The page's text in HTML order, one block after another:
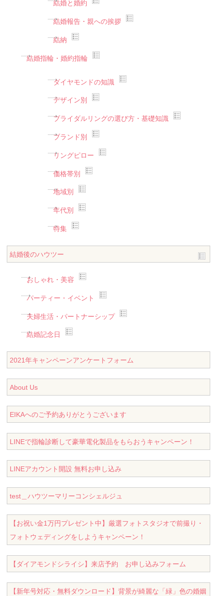
結婚と婚約
結婚報告・親への挨拶
結納
結婚指輪・婚約指輪
ダイヤモンドの知識
デザイン別
ブライダルリングの選び方・基礎知識
ブランド別
リングピロー
価格帯別
地域別
年代別
特集
結婚後のハウツー
おしゃれ・美容
パーティー・イベント
夫婦生活・パートナーシップ
結婚記念日
2021年キャンペーンアンケートフォーム
About Us
EIKAへのご予約ありがとうございます
LINEで指輪診断して豪華電化製品をもらおうキャンペーン！
LINEアカウント開設 無料お申し込み
test＿ハウツーマリーコンシェルジュ
【お祝い金1万円プレゼント中】厳選フォトスタジオで前撮り・
フォトウェディングをしようキャンペーン！
【ダイアモンドシライシ】来店予約 お申し込みフォーム
【新年号対応・無料ダウンロード】背景が綺麗な「緑」色の婚姻